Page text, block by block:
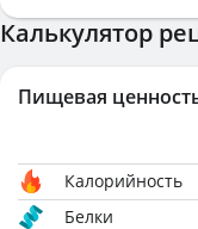
Калькулятор
Пищевая
Калорийность
Белки